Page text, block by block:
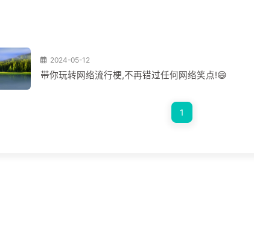
2024-05-12
带你玩转网络流行梗,不再错过任何网络笑点!😄
1